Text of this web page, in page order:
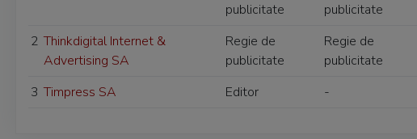
publicitate
publicitate
2 Thinkdigital Internet &
Advertising SA
Regie de
publicitate
Regie de
publicitate
3 Timpress SA Editor -